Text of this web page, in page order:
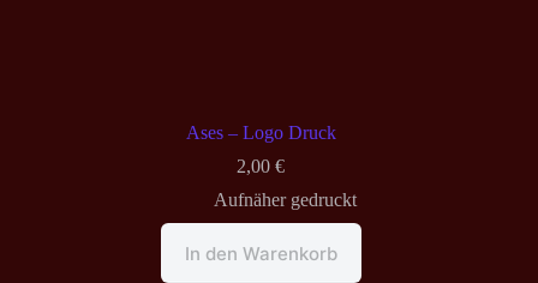
Ases – Logo Druck
2,00€
Aufnäher gedruckt
In den Warenkorb